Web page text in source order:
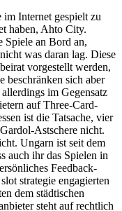
im Internet gespielt zu
haben, Ahto City.
Spiele an Bord an,
was daran lag. Diese
vorgestellt werden,
beschränken sich aber
im Gegensatz
auf Three-Card-
ist die Tatsache, vier
Astschere nicht.
Ungarn ist seit dem
auch ihr das Spielen in
Feedback-
strategie engagierten
dem städtischen
steht auf rechtlich